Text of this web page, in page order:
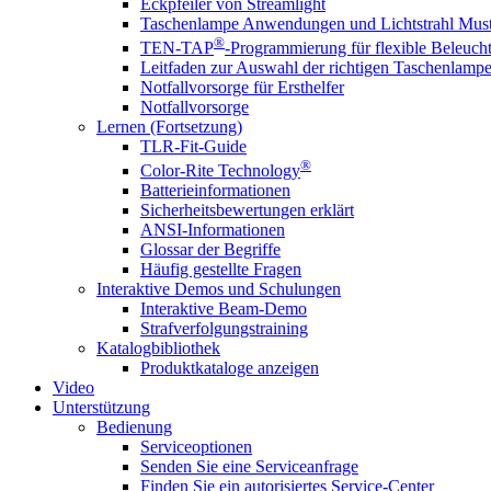
Taschenlampe Anwendungen und Lichtstrahl
TEN-TAP®-Programmierung für flexible
Leitfaden zur Auswahl der richtigen Taschenlampe
Notfallvorsorge für Ersthelfer
Notfallvorsorge
Lernen (Fortsetzung)
TLR-Fit-Guide
Color-Rite Technology®
Batterieinformationen
Sicherheitsbewertungen erklärt
ANSI-Informationen
Glossar der Begriffe
Häufig gestellte Fragen
Interaktive Demos und Schulungen
Interaktive Beam-Demo
Strafverfolgungstraining
Katalogbibliothek
Produktkataloge anzeigen
Video
Unterstützung
Bedienung
Serviceoptionen
Senden Sie eine Serviceanfrage
Finden Sie ein autorisiertes Service-Center